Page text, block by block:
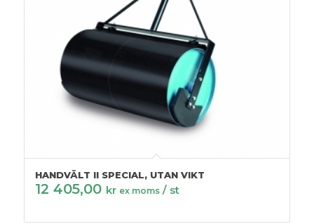
HANDVÄLT II SPECIAL, UTAN VIKT
12 405,00 kr ex moms / st